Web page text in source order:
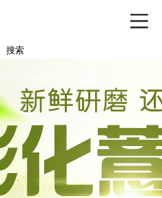
搜索